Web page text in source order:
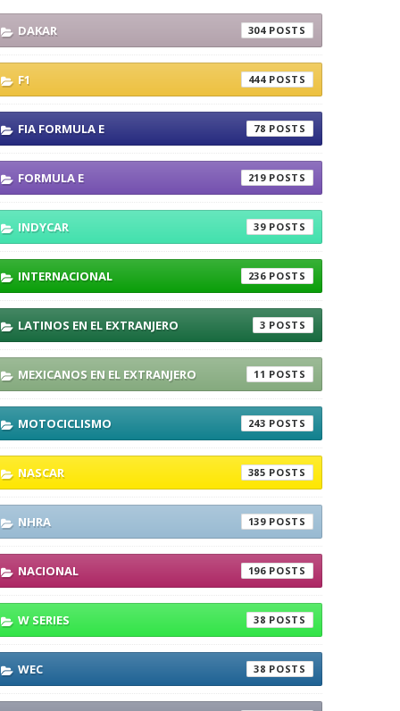
DAKAR 304
F1 444
FIA FORMULA E 78
FORMULA E 219
INDYCAR 39
INTERNACIONAL 236
LATINOS EN EL EXTRANJERO 3
MEXICANOS EN EL EXTRANJERO 11
MOTOCICLISMO 243
NASCAR 385
NHRA 139
NACIONAL 196
W SERIES 38
WEC 38